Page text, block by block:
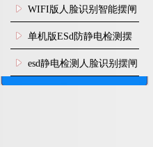
闸机食堂消费摆闸
WIFI版人脸识别智能摆闸
机
单机版ESd防静电检测摆
闸机
esd静电检测人脸识别摆闸
安装